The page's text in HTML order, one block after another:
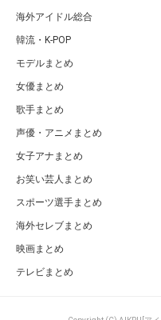
海外アイドル総合
韓流・K-POP
モデルまとめ
女優まとめ
歌手まとめ
声優・アニメまとめ
女子アナまとめ
お笑い芸人まとめ
スポーツ選手まとめ
海外セレブまとめ
映画まとめ
テレビまとめ